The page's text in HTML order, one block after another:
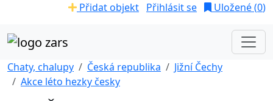
Přidat objekt Přihlásit se Uložené (0)
Chaty, chalupy Česká republika
Jižní Čechy
Akce léto hezky česky